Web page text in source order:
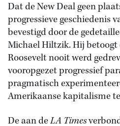
Dat de New Deal geen
progressieve geschiedenis
bevestigd door de
Michael Hiltzik. Hij
Roosevelt nooit werd
vooropgezet progressief
pragmatisch
Amerikaanse kapitalisme
De aan deLA Times